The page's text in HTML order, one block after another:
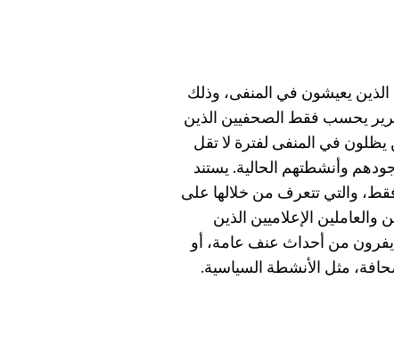
يعيشون في المنفى، وذلك
يونيو/حزيران. هذا التقرير يحسب فقط الصحفيين الذين
في المنفى لفترة لا تقل
وأنشطتهم الحالية. يستند
والتي تتعرف من خلالها على
الإعلاميين الذين
من أحداث عنف عامة، أو
مثل الأنشطة السياسية.